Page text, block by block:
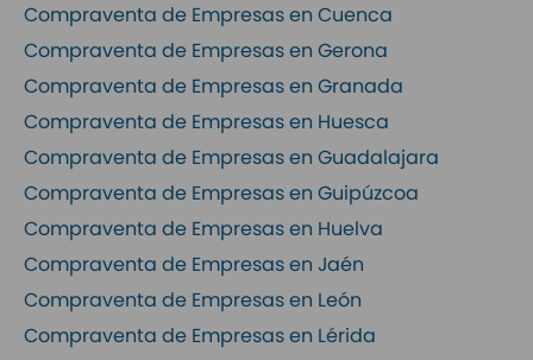
Compraventa de Empresas en Cuenca
Compraventa de Empresas en Gerona
Compraventa de Empresas en Granada
Compraventa de Empresas en Huesca
Compraventa de Empresas en Guadalajara
Compraventa de Empresas en Guipúzcoa
Compraventa de Empresas en Huelva
Compraventa de Empresas en Jaén
Compraventa de Empresas en León
Compraventa de Empresas en Lérida